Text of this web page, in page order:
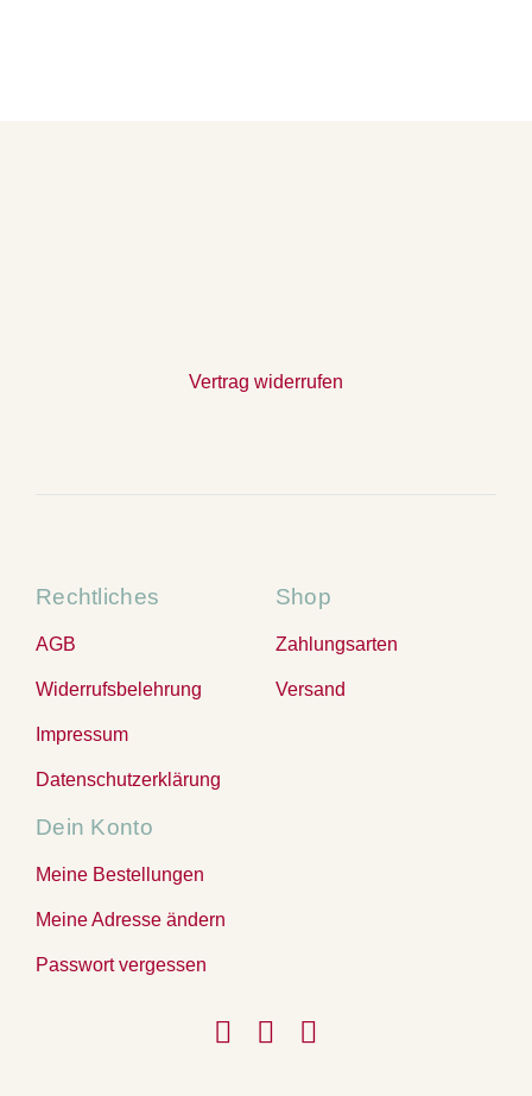
Vertrag widerrufen
Rechtliches
AGB
Widerrufsbelehrung
Impressum
Datenschutzerklärung
Shop
Zahlungsarten
Versand
Dein Konto
Meine Bestellungen
Meine Adresse ändern
Passwort vergessen